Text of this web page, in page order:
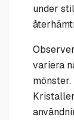
under
variera
mönster.